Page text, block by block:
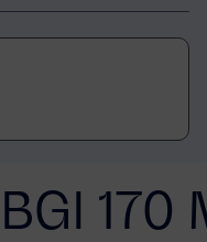
BGI 170